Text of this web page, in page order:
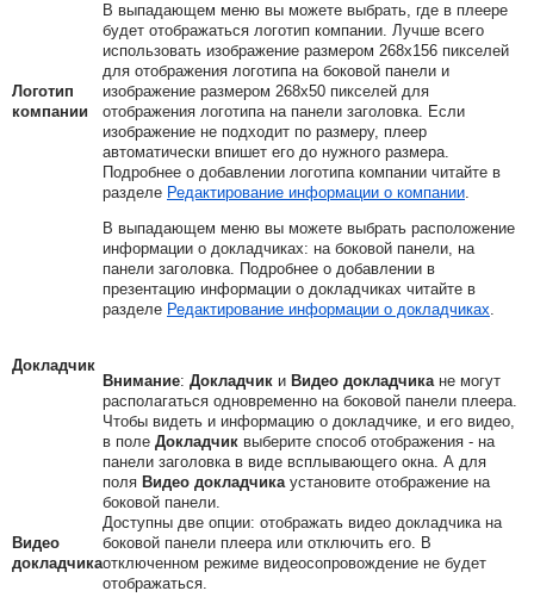
Логотип
компании
В выпадающем меню вы можете выбрать, где в плеере
будет отображаться логотип компании. Лучше всего
использовать изображение размером 268x156 пикселей
для отображения логотипа на боковой панели и
изображение размером 268x50 пикселей для
отображения логотипа на панели заголовка. Если
изображение не подходит по размеру, плеер
автоматически впишет его до нужного размера.
Подробнее о добавлении логотипа компании читайте в
разделе Редактирование информации о компании.
Докладчик
В выпадающем меню вы можете выбрать расположение
информации о докладчиках: на боковой панели, на
панели заголовка. Подробнее о добавлении в
презентацию информации о докладчиках читайте в
разделе Редактирование информации о докладчиках.
Внимание: Докладчики Видео докладчикане могут
располагаться одновременно на боковой панели плеера.
Чтобы видеть и информацию о докладчике, и его видео,
в поле Докладчиквыберите способ отображения - на
панели заголовка в виде всплывающего окна. А для
поля Видео докладчика установите отображение на
боковой панели.
Видео
докладчика
Доступны две опции: отображать видео докладчика на
боковой панели плеера или отключить его. В
отключенном режиме видеосопровождение не будет
отображаться.